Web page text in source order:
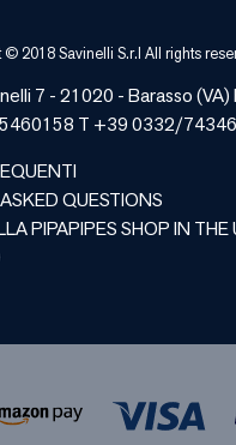
© 2018 Savinelli S.r.l All rights
7 - 21020 -Barasso(VA)
T +39 0332/
QUESTIONS
PIPAPIPES SHOP IN THE